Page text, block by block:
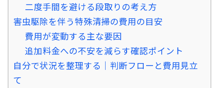
二度手間を避ける段取りの考え方
害虫駆除を伴う特殊清掃の費用の目安
費用が変動する主な要因
追加料金への不安を減らす確認ポイント
自分で状況を整理する｜判断フローと費用見立
て